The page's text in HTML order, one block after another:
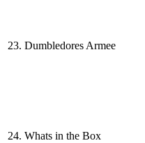
23. Dumbledores Armee
24. Whats in the Box